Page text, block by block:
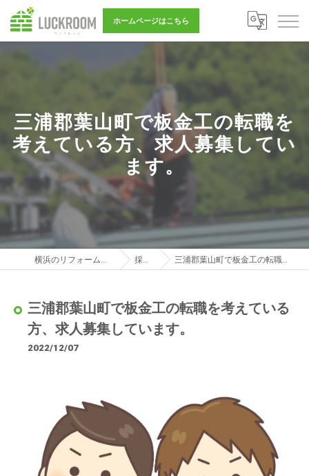
ホームページはこちら
三浦郡葉山町で板金工の転職を
考えている方、求人募集してい
ます。
横浜のリフォーム営業は株式会社LUCKROOM 採用ブログ 三浦郡葉山町で板金工の転職を考えている方、求人募集しています。
三浦郡葉山町で板金工の転職を考えている
方、求人募集しています。
2022/12/07